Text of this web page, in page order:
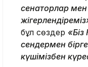
сенаторлар
бұл сөздер
сендермен
күшімізбен